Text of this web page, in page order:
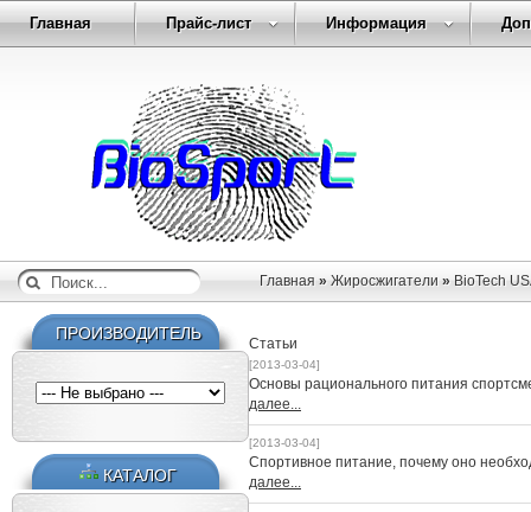
Главная Прайс-лист Информация
Главная » Жиросжигатели » BioTech
ПРОИЗВОДИТЕЛЬ
КАТАЛОГ
Статьи
[2013-03-04]
Основы рационального питания
далее...
[2013-03-04]
Спортивное питание, почему оно
далее...